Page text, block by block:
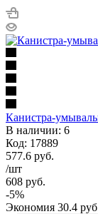
Канистра-
В наличии: 6
Код: 17889
577.6 руб.
/шт
608 руб.
-5%
Экономия 30.4